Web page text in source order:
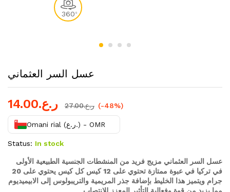
360 0
عسل السر العثماني
ر.ع.14.00 ر.ع.27.00 (-48%)
Omani rial (ر.ع.) - OMR
Status: In stock
عسل السر العثماني مزيج فريد من المنشطات الجنسية الطبيعية الأولى
في تركيا في عبوة ممتازة تحتوي على 12 كيس كل كيس يحتوي على 20
جرام ويتميز هذا الخليط بإضافة جذر المريمية والتريبولوس إلى الابيميديوم